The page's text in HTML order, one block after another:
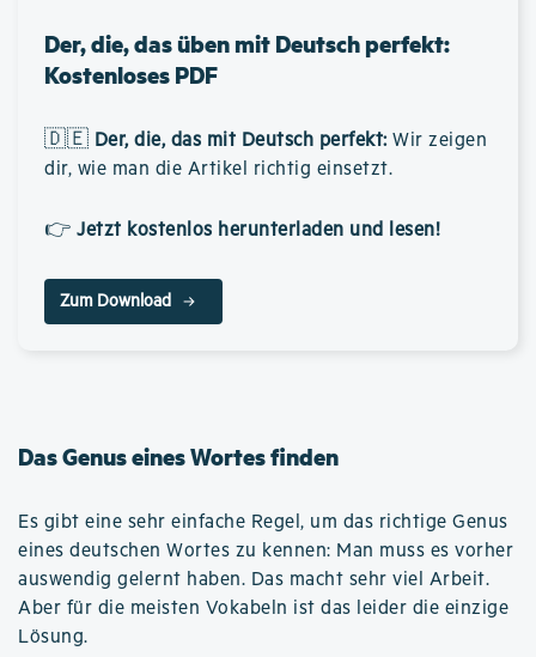
Der, die, das üben mit Deutsch perfekt:
Kostenloses PDF
🇩🇪 Der, die, das mit Deutsch perfekt: Wir zeigen
dir, wie man die Artikel richtig einsetzt.
👉 Jetzt kostenlos herunterladen und lesen!
Zum Download
Das Genus eines Wortes finden
Es gibt eine sehr einfache Regel, um das richtige Genus
eines deutschen Wortes zu kennen: Man muss es vorher
auswendig gelernt haben. Das macht sehr viel Arbeit.
Aber für die meisten Vokabeln ist das leider die einzige
Lösung.